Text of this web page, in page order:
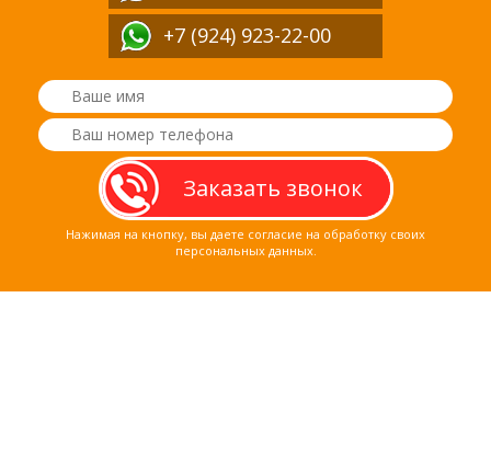
+7 (924) 923-22-00
Нажимая на кнопку, вы даете согласие на обработку своих
персональных данных.